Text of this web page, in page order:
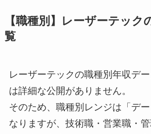
【職種別】レーザーテック
覧
レーザーテックの職種別年収デ
は詳細な公開がありません。
そのため、職種別レンジは「デ
なりますが、技術職・営業職・